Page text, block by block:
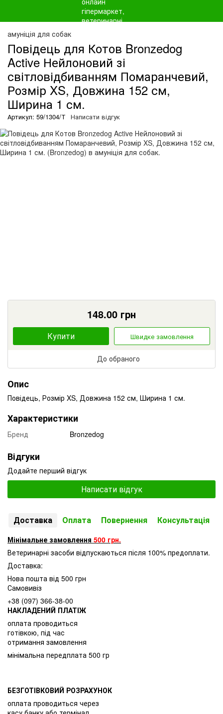
амуніція для собак
Повідець для Котов Bronzedog
Active Нейлоновий зі
світловідбиванням Помаранчевий,
Розмір XS, Довжина 152 см,
Ширина 1 см.
Артикул: 59/1304/Т Написати відгук
148.00 грн
Купити Швидке замовлення
До обраного
Опис
Повідець, Розмір XS, Довжина 152 см, Ширина 1 см.
Характеристики
Бренд Bronzedog
Відгуки
Додайте перший відгук
Написати відгук
Доставка Оплата Повернення Консультація
Мінімальне замовлення 500 грн.
Ветеринарні засоби відпускаються після 100% предоплати.
Доставка:
Нова пошта від 500 грн
Самовивіз
+38 (097) 366-38-00
НАКЛАДЕНИЙ ПЛАТІЖ
оплата проводиться
готівкою, під час
отримання замовлення
мінімальна передплата 500 гр
БЕЗГОТІВКОВИЙ РОЗРАХУНОК
оплата проводиться через